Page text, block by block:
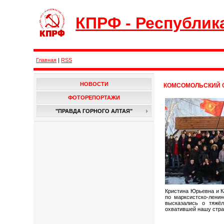
КПРФ -
Главная |RSS
НОВОСТИ
ФОТОРЕПОРТАЖИ
"ПРАВДА ГОРНОГО АЛТАЯ"
КОМСОМОЛЬСКИЙ
Кристина Юрьевна и
по марксистско-
высказались о
охватившей нашу